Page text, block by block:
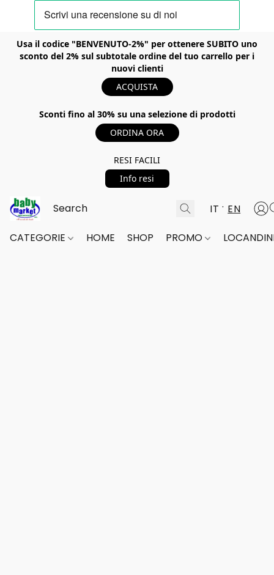
Usa il codice "BENVENUTO-2%" per ottenere SUBITO uno
sconto del 2% sul subtotale ordine del tuo carrello per i
nuovi clienti
ACQUISTA
Sconti fino al 30% su una selezione di prodotti
ORDINA ORA
RESI FACILI
Info resi
IT EN
CATEGORIE HOME SHOP PROMO